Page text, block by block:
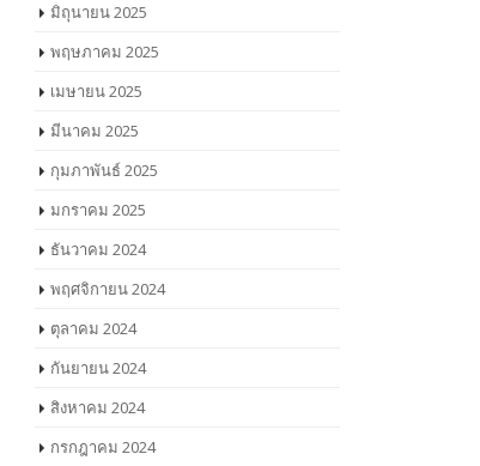
มิถุนายน 2025
พฤษภาคม 2025
เมษายน 2025
มีนาคม 2025
กุมภาพันธ์ 2025
มกราคม 2025
ธันวาคม 2024
พฤศจิกายน 2024
ตุลาคม 2024
กันยายน 2024
สิงหาคม 2024
กรกฎาคม 2024